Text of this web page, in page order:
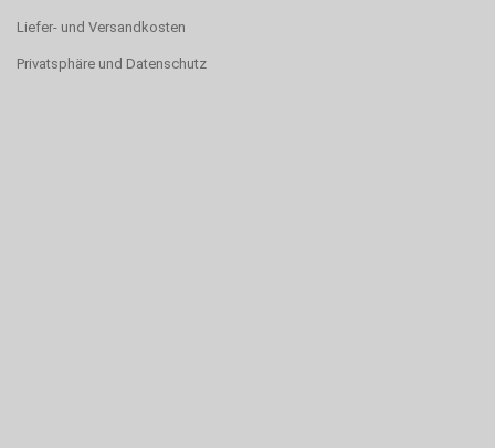
Liefer- und Versandkosten
Privatsphäre und Datenschutz